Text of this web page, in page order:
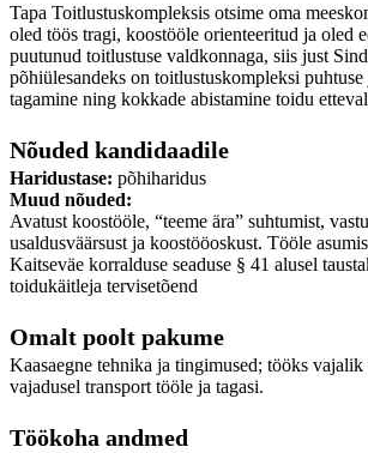
Tapa Toitlustuskompleksis otsime oma
oled töös tragi, koostööle orienteeritud ja oled
puutunud toitlustuse valdkonnaga, siis just
põhiülesandeks on toitlustuskompleksi
tagamine ning kokkade abistamine toidu
Nõuded kandidaadile
Haridustase: põhiharidus
Muud nõuded:
Avatust koostööle, “teeme ära” suhtumist,
usaldusväärsust ja koostööoskust. Tööle
Kaitseväe korralduse seaduse § 41 alusel
toidukäitleja tervisetõend
Omalt poolt pakume
Kaasaegne tehnika ja tingimused; tööks
vajadusel transport tööle ja tagasi.
Töökoha andmed